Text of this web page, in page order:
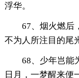
浮华。
67、烟火燃后，
不为人所注目的尾
68、少年岂能为
日月，一梦醒来便